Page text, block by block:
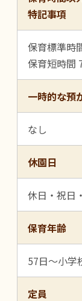
特記事項
保育標準時
保育短時間
一時的な預
なし
休園日
休日・祝日
保育年齢
57日～小学
定員